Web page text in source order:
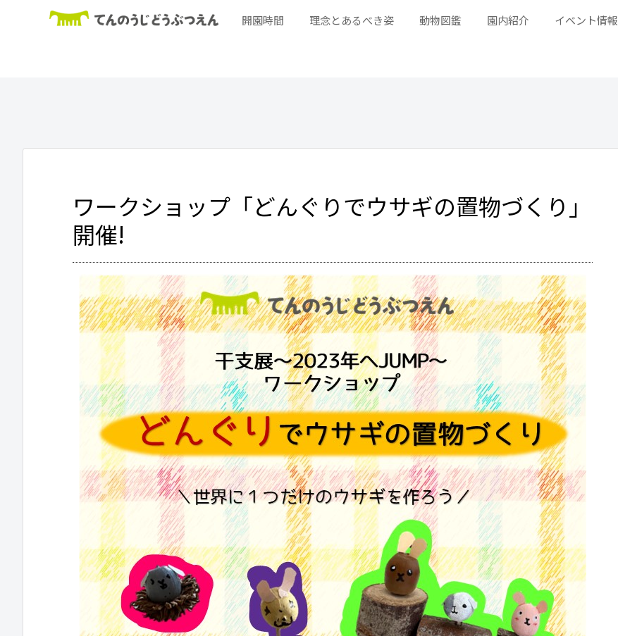
開園時間 理念とあるべき姿 動物図鑑 園内紹介 イベント情報
ワークショップ「どんぐりでウサギの置物づくり」
開催!